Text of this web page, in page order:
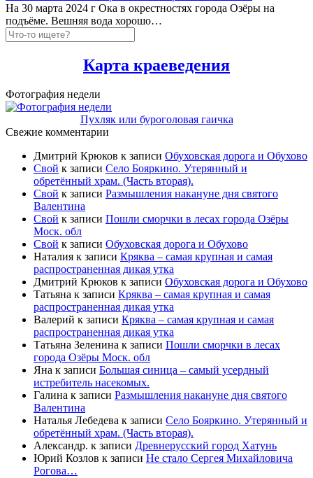
На 30 марта 2024 г Ока в окрестностях города Озёры на
подъёме. Вешняя вода хорошо…
Карта краеведения
Фотография недели
Пухляк или буроголовая гаичка
Свежие комментарии
Дмитрий Крюков к записи Обуховская дорога и Обухово
Свой к записи Село Бояркино. Утерянный и
обретённый храм. (Часть вторая).
Свой к записи Размышления накануне дня святого
Валентина
Свой к записи Пошли сморчки в лесах города Озёры
Моск. обл
Свой к записи Обуховская дорога и Обухово
Наталия к записи Кряква – самая крупная и самая
распространенная дикая утка
Дмитрий Крюков к записи Обуховская дорога и Обухово
Татьяна к записи Кряква – самая крупная и самая
распространенная дикая утка
Валерий к записи Кряква – самая крупная и самая
распространенная дикая утка
Татьяна Зеленина к записи Пошли сморчки в лесах
города Озёры Моск. обл
Яна к записи Большая синица – самый усердный
истребитель насекомых.
Галина к записи Размышления накануне дня святого
Валентина
Наталья Лебедева к записи Село Бояркино. Утерянный и
обретённый храм. (Часть вторая).
Александр. к записи Древнерусский город Хатунь
Юрий Козлов к записи Не стало Сергея Михайловича
Рогова…